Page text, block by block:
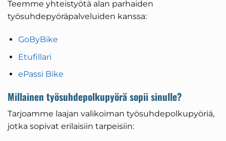
Teemme yhteistyötä alan parhaiden
työsuhdepyöräpalveluiden kanssa:
GoByBike
Etufillari
ePassi Bike
Millainen työsuhdepolkupyörä sopii sinulle?
Tarjoamme laajan valikoiman työsuhdepolkupyöriä,
jotka sopivat erilaisiin tarpeisiin: